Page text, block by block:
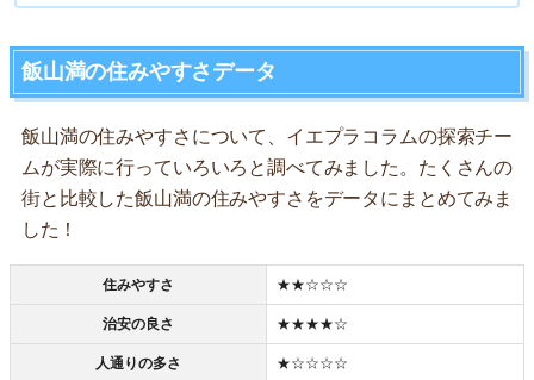
飯山満の住みやすさデータ
飯山満の住みやすさについて、イエプラコラムの探索チー
ムが実際に行っていろいろと調べてみました。たくさんの
街と比較した飯山満の住みやすさをデータにまとめてみま
した！
住みやすさ ★★☆☆☆
治安の良さ ★★★★☆
人通りの多さ ★☆☆☆☆